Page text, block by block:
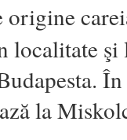
origine
localitate şi
la